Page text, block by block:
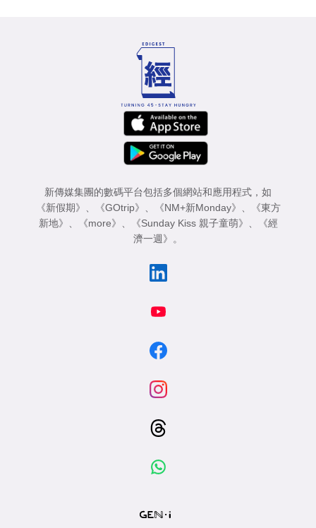
新傳媒集團的數碼平台包括多個網站和應用程式，如
《新假期》
《GOtrip》 《NM+新Monday》
《東方
新地》
《more》 《Sunday Kiss 親子童萌》
《經
濟一週》
。